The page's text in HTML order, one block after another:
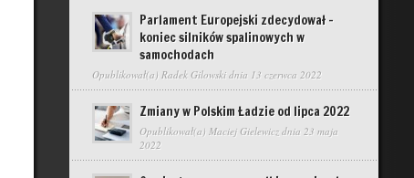
Parlament Europejski zdecydował –
koniec silników spalinowych w
samochodach
Opublikował(a) Radek Gilowskidnia 13 czerwca 2022
Zmiany w Polskim Ładzie od lipca 2022
Opublikował(a) Maciej Gielewiczdnia 23 maja
2022